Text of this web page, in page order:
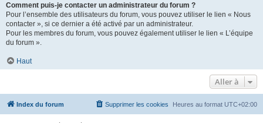
Comment puis-je contacter un administrateur du forum ?
Pour l’ensemble des utilisateurs du forum, vous pouvez utiliser le lien « Nous
contacter », si ce dernier a été activé par un administrateur.
Pour les membres du forum, vous pouvez également utiliser le lien « L’équipe
du forum ».
Haut
Aller à
Index du forum Heures au format UTC+02:00
Supprimer les cookies